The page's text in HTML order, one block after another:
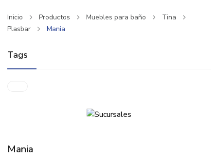
Inicio Productos Muebles para baño
Tina
Plasbar
Mania
Tags
Mania